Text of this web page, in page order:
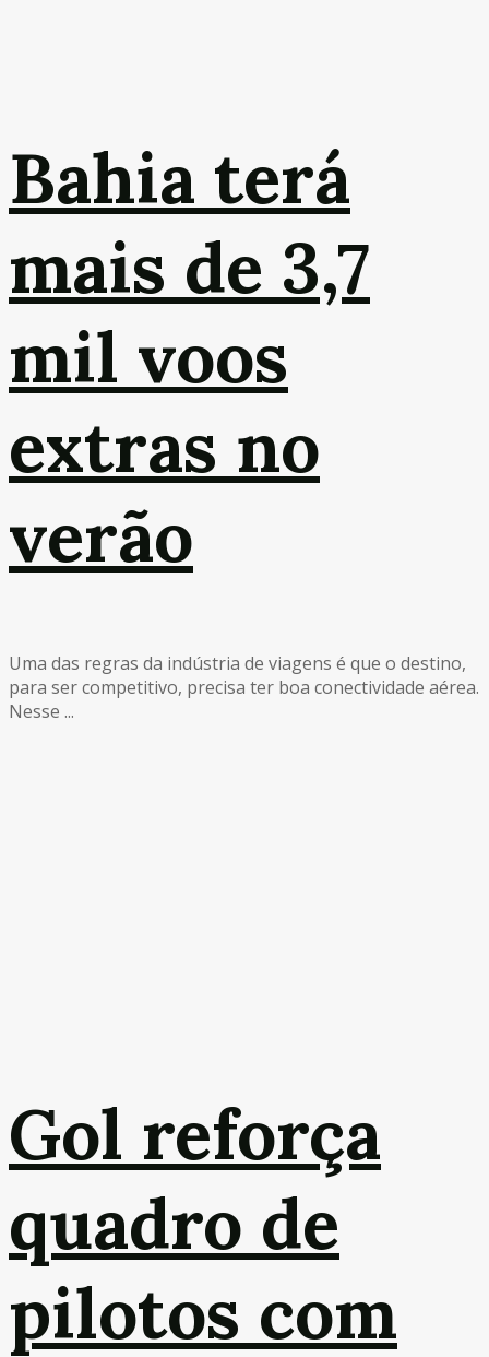
Bahia terá
mais de 3,7
mil voos
extras no
verão
Uma das regras da indústria de viagens é que o destino,
para ser competitivo, precisa ter boa conectividade aérea.
Nesse ...
Gol reforça
quadro de
pilotos com